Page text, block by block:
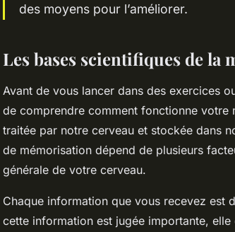
des moyens pour l’améliorer.
Les bases scientifiques de la
Avant de vous lancer dans des exercices
de comprendre comment fonctionne votre
traitée par notre cerveau et stockée dans
de mémorisation dépend de plusieurs
générale de votre cerveau.
Chaque information que vous recevez est
cette information est jugée importante,